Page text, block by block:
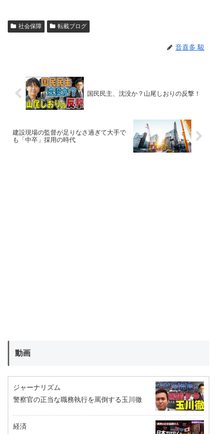
社会保障 転載ブログ
音喜多 駿
国民民主、沈没か？山尾しおりの反撃！
建設現場の監督が足りなさ過ぎて大手で
も「中卒」採用の時代
動画
ジャーナリズム
警察官の正当な職務執行を罵倒する玉川徹
経済